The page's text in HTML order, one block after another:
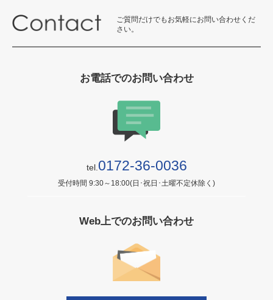
ご質問だけでもお気軽にお問い合わせくだ
さい。
お電話でのお問い合わせ
tel. 0172-36-0036
受付時間 9:30～18:00(日･祝日･土曜不定休除く)
Web上でのお問い合わせ